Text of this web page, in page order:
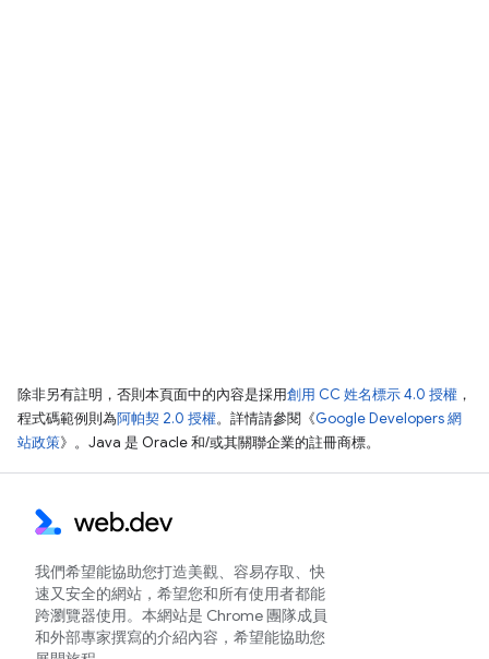
除非另有註明，否則本頁面中的內容是採用創用 CC 姓名標示 4.0 授權 ，
程式碼範例則為阿帕契 2.0 授權。詳情請參閱《Google Developers 網
站政策》。Java 是 Oracle 和/或其關聯企業的註冊商標。
我們希望能協助您打造美觀、容易存取、快
速又安全的網站，希望您和所有使用者都能
跨瀏覽器使用。本網站是 Chrome 團隊成員
和外部專家撰寫的介紹內容，希望能協助您